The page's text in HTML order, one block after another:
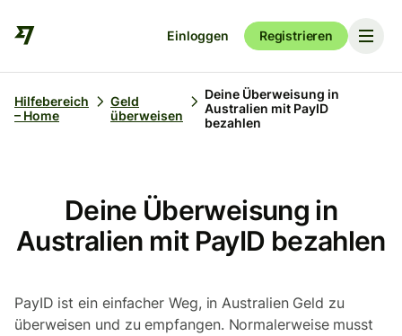
Einloggen Registrieren
Hilfebereich
– Home
Geld
überweisen
Deine Überweisung in
Australien mit PayID
bezahlen
Deine Überweisung in
Australien mit PayID bezahlen
PayID ist ein einfacher Weg, in Australien Geld zu
überweisen und zu empfangen. Normalerweise musst